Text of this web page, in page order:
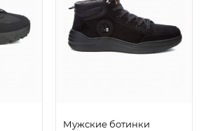
Мужские ботинки